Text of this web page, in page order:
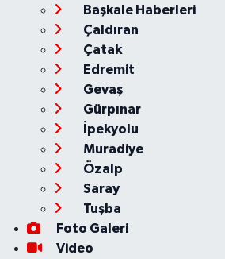
Başkale Haberleri
Çaldıran
Çatak
Edremit
Gevaş
Gürpınar
İpekyolu
Muradiye
Özalp
Saray
Tuşba
Foto Galeri
Video